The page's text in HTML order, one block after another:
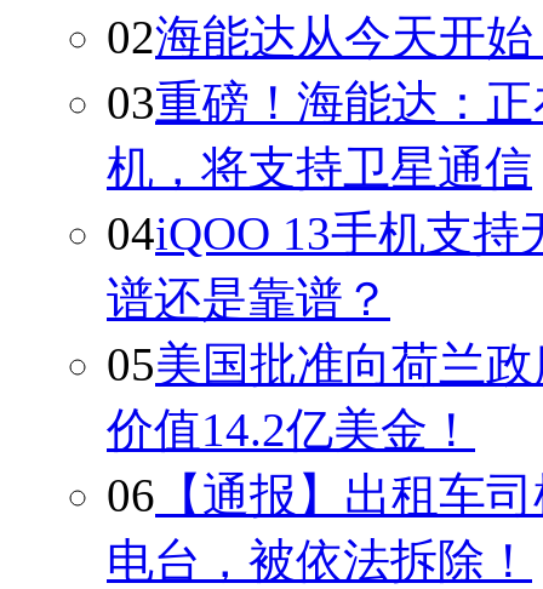
02海能达从今天开
03重磅！海能达：
机，将支持卫星通信
04iQOO 13手机支
谱还是靠谱？
05美国批准向荷兰
价值14.2亿美金！
06 【通报】出租车
电台，被依法拆除！